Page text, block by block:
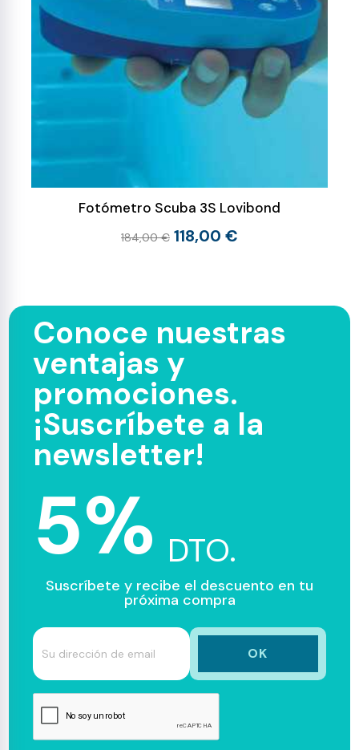
Fotómetro Scuba 3S Lovibond
184,00 € 118,00 €
Conoce nuestras
ventajas y
promociones.
¡Suscríbete a la
newsletter!
5% DTO.
Suscríbete y recibe el descuento en tu
próxima compra